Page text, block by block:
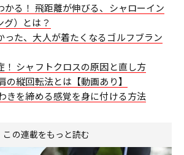
かる！ 飛距離が伸びる、シャローイン
グ）とは？
った、大人が着たくなるゴルフブラン
！ シャフトクロスの原因と直し方
の縦回転法とは【動画あり】
きを締める感覚を身に付ける方法
この連載をもっと読む